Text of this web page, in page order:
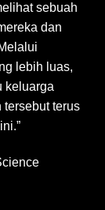
sebuah
dan
lebih luas,
keluarga
terus